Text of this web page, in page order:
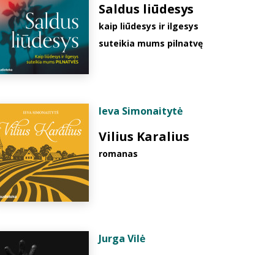
Saldus liūdesys
kaip liūdesys ir ilgesys
suteikia mums pilnatvę
Ieva Simonaitytė
Vilius Karalius
romanas
Jurga Vilė